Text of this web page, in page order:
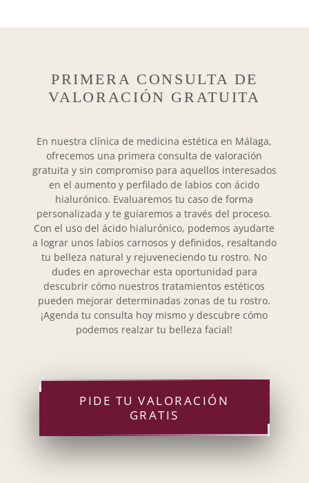
PRIMERA CONSULTA DE
VALORACIÓN GRATUITA
En nuestra clínica de medicina estética en Málaga,
ofrecemos una primera consulta de valoración
gratuita y sin compromiso para aquellos interesados
en el aumento y perfilado de labios con ácido
hialurónico. Evaluaremos tu caso de forma
personalizada y te guiaremos a través del proceso.
Con el uso del ácido hialurónico, podemos ayudarte
a lograr unos labios carnosos y definidos, resaltando
tu belleza natural y rejuveneciendo tu rostro. No
dudes en aprovechar esta oportunidad para
descubrir cómo nuestros tratamientos estéticos
pueden mejorar determinadas zonas de tu rostro.
¡Agenda tu consulta hoy mismo y descubre cómo
podemos realzar tu belleza facial!
PIDE TU VALORACIÓN
GRATIS